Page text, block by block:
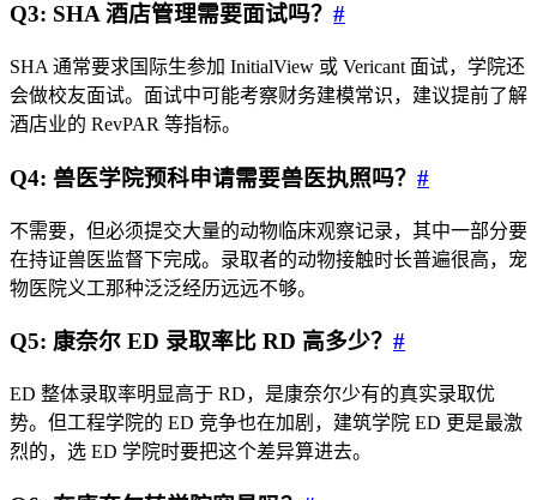
Q3: SHA 酒店管理需要面试吗？ #
SHA 通常要求国际生参加 InitialView 或 Vericant 面试，学院还
会做校友面试。面试中可能考察财务建模常识，建议提前了解
酒店业的 RevPAR 等指标。
Q4: 兽医学院预科申请需要兽医执照吗？ #
不需要，但必须提交大量的动物临床观察记录，其中一部分要
在持证兽医监督下完成。录取者的动物接触时长普遍很高，宠
物医院义工那种泛泛经历远远不够。
Q5: 康奈尔 ED 录取率比 RD 高多少？ #
ED 整体录取率明显高于 RD，是康奈尔少有的真实录取优
势。但工程学院的 ED 竞争也在加剧，建筑学院 ED 更是最激
烈的，选 ED 学院时要把这个差异算进去。